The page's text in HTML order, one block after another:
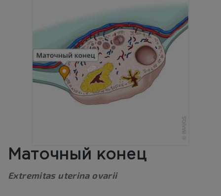
Маточный конец
Extremitas uterina ovarii